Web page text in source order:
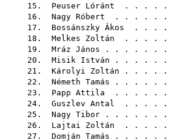
15. Peuser Lóránt . . . . .
16. Nagy Róbert . . . . . .
17. Bossánszky Ákos . . . .
18. Melkes Zoltán . . . . .
19. Mráz János . . . . . . .
20. Misik István . . . . . .
21. Károlyi Zoltán . . . . .
22. Németh Tamás . . . . . .
23. Papp Attila . . . . . .
24. Guszlev Antal . . . . .
25. Nagy Tibor . . . . . . .
26. Lajtai Zoltán . . . . .
27. Domján Tamás . . . . . .